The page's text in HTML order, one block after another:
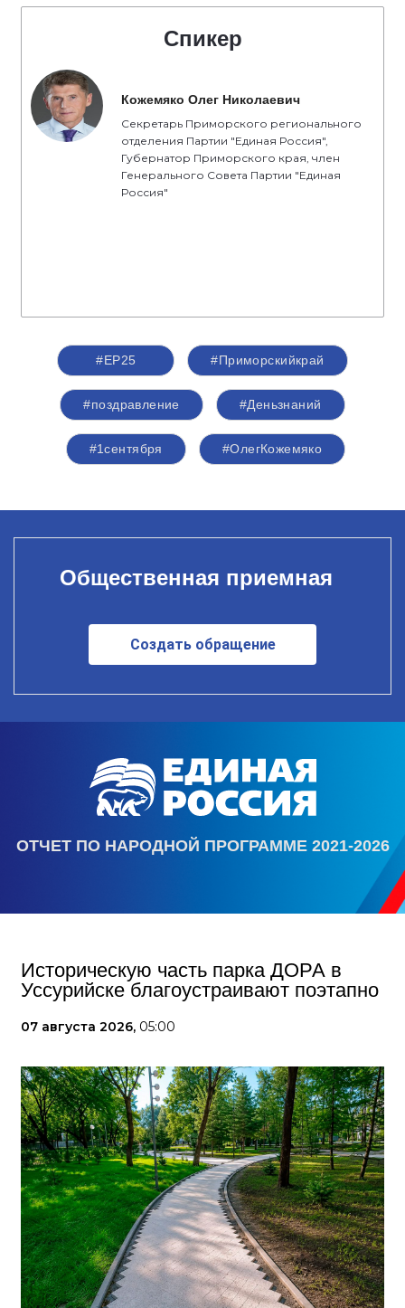
Спикер
Кожемяко Олег Николаевич
Секретарь Приморского регионального
отделения Партии "Единая Россия",
Губернатор Приморского края, член
Генерального Совета Партии "Единая
Россия"
#ЕР25 #Приморскийкрай
#поздравление #Деньзнаний
#1сентября #ОлегКожемяко
Общественная приемная
Создать обращение
ОТЧЕТ ПО НАРОДНОЙ ПРОГРАММЕ 2021-2026
Историческую часть парка ДОРА в
Уссурийске благоустраивают поэтапно
07 августа 2026, 05:00